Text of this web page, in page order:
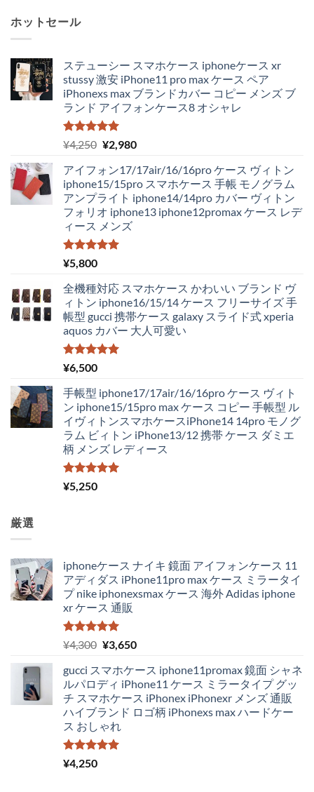
ホットセール
ステューシー スマホケース iphoneケース xr
stussy 激安 iPhone11 pro max ケース ペア
iPhonexs max ブランドカバー コピー メンズ ブ
ランド アイフォンケース8 オシャレ
5段階中
5.00
の評価
¥4,250 元
価
格
は
¥4,250
で
し
¥2,980現
の
価
格
は
アイフォン17/17air/16/16pro ケース ヴィトン
iphone15/15pro スマホケース 手帳 モノグラム
アンプライト iphone14/14pro カバー ヴィトン
フォリオ iphone13 iphone12promax ケース レデ
ィース メンズ
5段階中
5.00
¥5,800
全機種対応 スマホケース かわいい ブランド ヴ
ィトン iphone16/15/14 ケース フリーサイズ 手
帳型 gucci 携帯ケース galaxy スライド式 xperia
aquos カバー 大人可愛い
5段階中
5.00
¥6,500
手帳型 iphone17/17air/16/16pro ケース ヴィト
ン iphone15/15pro max ケース コピー 手帳型 ル
イヴィトンスマホケースiPhone14 14pro モノグ
ラム ビィトン iPhone13/12 携帯 ケース ダミエ
柄 メンズ レディース
5段階中
5.00
¥5,250
厳選
iphoneケース ナイキ 鏡面 アイフォンケース 11
アディダス iPhone11pro max ケース ミラータイ
プ nike iphonexsmax ケース 海外 Adidas iphone
xr ケース 通販
5段階中
5.00
の評価
¥4,300 元
価
格
は
¥4,300
で
し
¥3,650現
の
価
格
は
gucci スマホケース iphone11promax 鏡面 シャネ
ルパロディ iPhone11 ケース ミラータイプ グッ
チ スマホケース iPhonex iPhonexr メンズ 通販
ハイブランド ロゴ柄 iPhonexs max ハードケー
ス おしゃれ
5段階中
5.00
¥4,250